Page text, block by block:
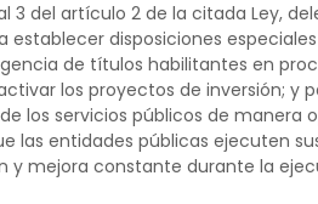
3 del artículo 2 de la citada Ley,
establecer disposiciones
de títulos habilitantes en
los proyectos de inversión; y
los servicios públicos de manera
las entidades públicas ejecuten
y mejora constante durante la